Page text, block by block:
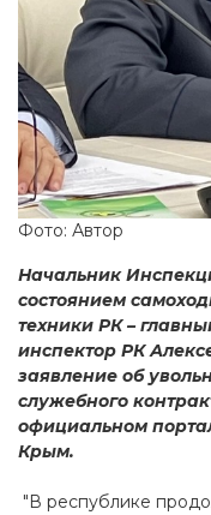
Фото: Автор
Начальник
состоянием
техники РК –
инспектор РК
заявление об
служебного
официальном
Крым.
"В республике